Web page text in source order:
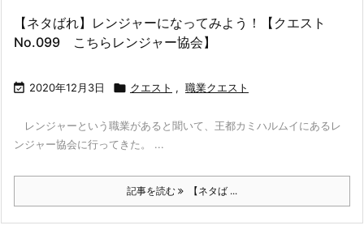
【ネタばれ】レンジャーになってみよう！【クエスト
No.099 こちらレンジャー協会】
 2020年12月3日  クエスト , 職業クエスト
レンジャーという職業があると聞いて、王都カミハルムイにあるレ
ンジャー協会に行ってきた。 ...
記事を読む 【ネタば ...